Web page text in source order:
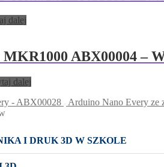
dalej
ABX00004 –
dalej
- ABX00028
Arduino Nano Every ze
I DRUK 3D W SZKOLE